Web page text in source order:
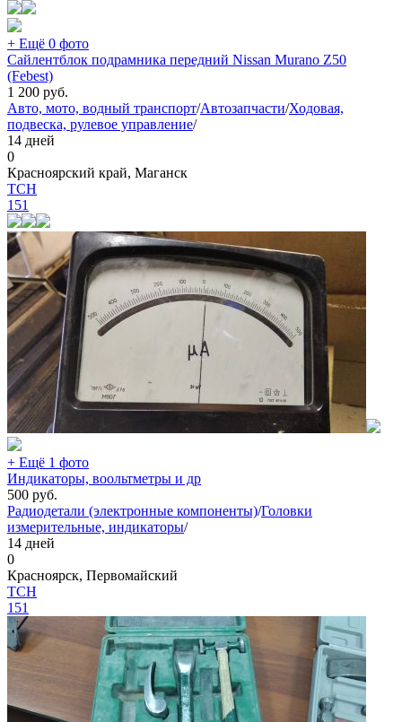
+ Ещё 0 фото
Сайлентблок подрамника передний Nissan Murano Z50
(Febest)
1 200 руб.
Авто, мото, водный транспорт/Автозапчасти/Ходовая,
подвеска, рулевое управление/
14 дней
0
Красноярский край, Маганск
TCH
151
+ Ещё 1 фото
Индикаторы, воольтметры и др
500 руб.
Радиодетали (электронные компоненты)/Головки
измерительные, индикаторы/
14 дней
0
Красноярск, Первомайский
TCH
151